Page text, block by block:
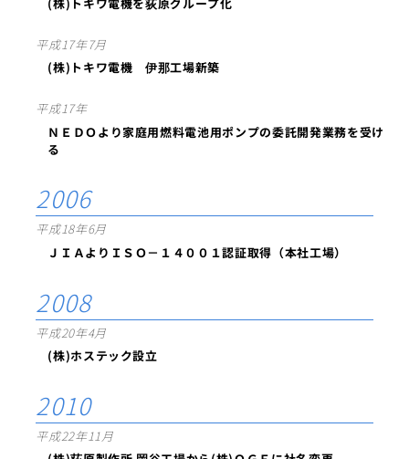
平成17年7月
(株)トキワ電機 伊那工場新築
平成17年
ＮＥＤＯより家庭用燃料電池用ポンプの委託開発業務を受け
る
2006
平成18年6月
ＪＩＡよりＩＳＯ－１４００１認証取得（本社工場）
2008
平成20年4月
(株)ホステック設立
2010
平成22年11月